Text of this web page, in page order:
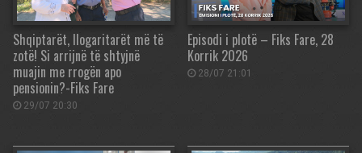
Shqiptarët, llogaritarët më të
zotë! Si arrijnë të shtyjnë
muajin me rrogën apo
pensionin?-Fiks Fare
29/07 20:30
Episodi i plotë – Fiks Fare, 28
Korrik 2026
28/07 21:01